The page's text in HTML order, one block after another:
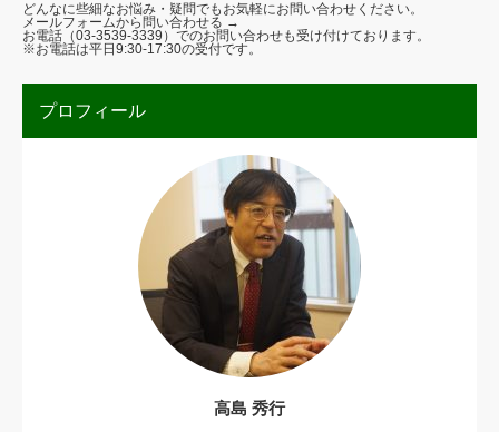
どんなに些細なお悩み・疑問でもお気軽にお問い合わせください。
メールフォームから問い合わせる →
お電話（03-3539-3339 ）でのお問い合わせも受け付けております。
※お電話は平日9:30-17:30の受付です。
プロフィール
高島 秀行